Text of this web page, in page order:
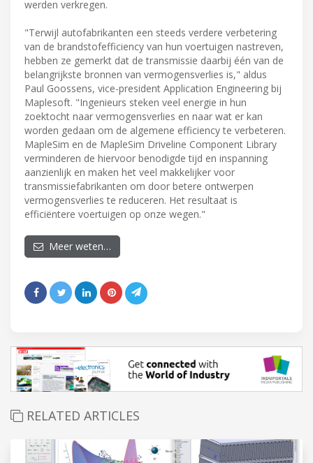
werden verkregen.
"Terwijl autofabrikanten een steeds verdere verbetering
van de brandstofefficiency van hun voertuigen nastreven,
hebben ze gemerkt dat de transmissie daarbij één van de
belangrijkste bronnen van vermogensverlies is," aldus
Paul Goossens, vice-president Application Engineering bij
Maplesoft. "Ingenieurs steken veel energie in hun
zoektocht naar vermogensverlies en naar wat er kan
worden gedaan om de algemene efficiency te verbeteren.
MapleSim en de MapleSim Driveline Component Library
verminderen de hiervoor benodigde tijd en inspanning
aanzienlijk en maken het veel makkelijker voor
transmissiefabrikanten om door betere ontwerpen
vermogensverlies te reduceren. Het resultaat is
efficiëntere voertuigen op onze wegen."
Meer weten…
RELATED ARTICLES